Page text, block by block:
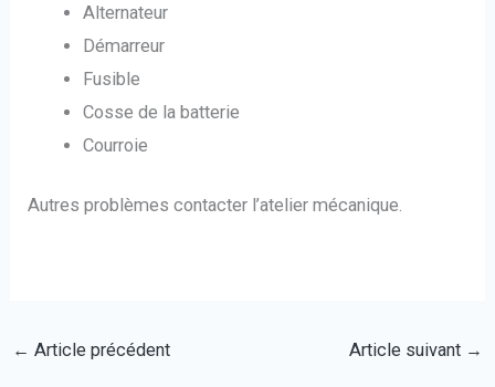
Alternateur
Démarreur
Fusible
Cosse de la batterie
Courroie
Autres problèmes contacter l’atelier mécanique.
← Article précédent Article suivant →